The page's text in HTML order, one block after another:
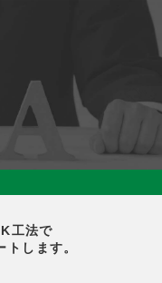
工法で
します。